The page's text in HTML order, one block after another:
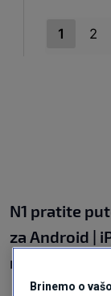
N1 pratite
za Android |
mreža
Brinemo o